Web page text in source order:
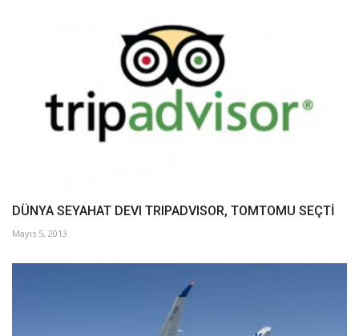
DÜNYA SEYAHAT DEVI TRIPADVISOR, TOMTOMU SEÇTİ
Mayıs 5, 2013